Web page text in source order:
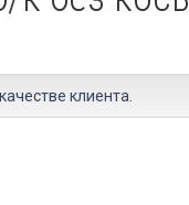
клиента